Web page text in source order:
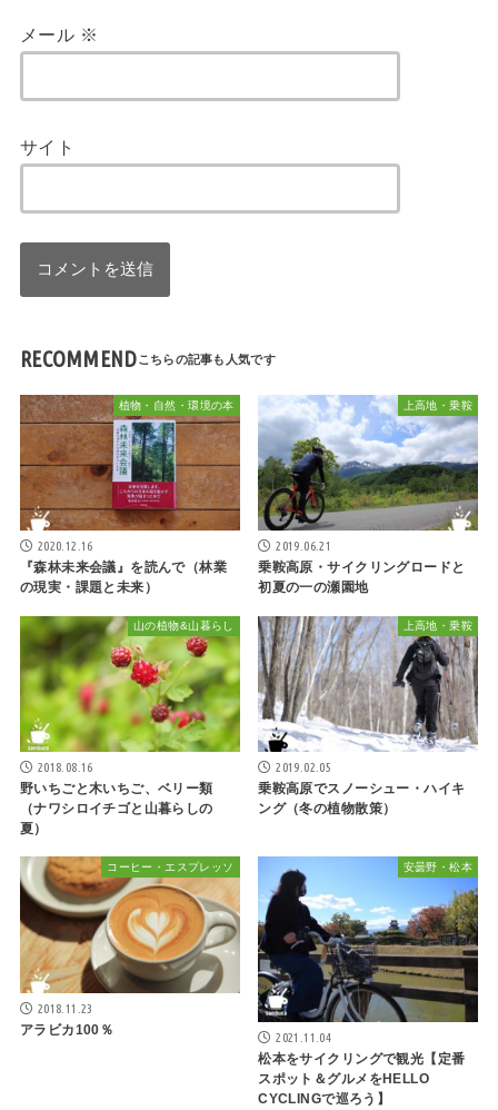
メール ※
サイト
RECOMMEND
植物・自然・環境の本
2020.12.16
『森林未来会議』を読んで（林業
の現実・課題と未来）
上高地・乗鞍
2019.06.21
乗鞍高原・サイクリングロードと
初夏の一の瀬園地
山の植物&山暮らし
2018.08.16
野いちごと木いちご、ベリー類
（ナワシロイチゴと山暮らしの
夏）
上高地・乗鞍
2019.02.05
乗鞍高原でスノーシュー・ハイキ
ング（冬の植物散策）
コーヒー・エスプレッソ
2018.11.23
アラビカ100％
安曇野・松本
2021.11.04
松本をサイクリングで観光【定番
スポット＆グルメをHELLO
CYCLINGで巡ろう】